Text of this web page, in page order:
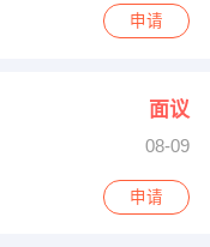
申请
面议
08-09
申请